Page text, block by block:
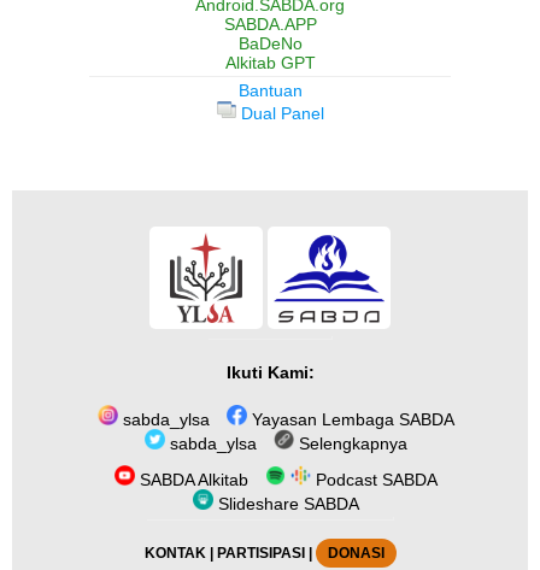
Android.SABDA.org
SABDA.APP
BaDeNo
Alkitab GPT
Bantuan
Dual Panel
Ikuti Kami:
sabda_ylsa
Yayasan Lembaga SABDA
sabda_ylsa
Selengkapnya
SABDA Alkitab
Podcast SABDA
Slideshare SABDA
KONTAK| PARTISIPASI DONASI